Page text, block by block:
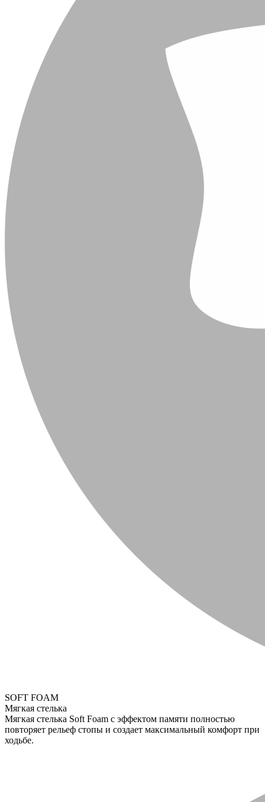
SOFT FOAM
Мягкая стелька
Мягкая стелька Soft Foam с эффектом памяти полностью
повторяет рельеф стопы и создает максимальный комфорт при
ходьбе.